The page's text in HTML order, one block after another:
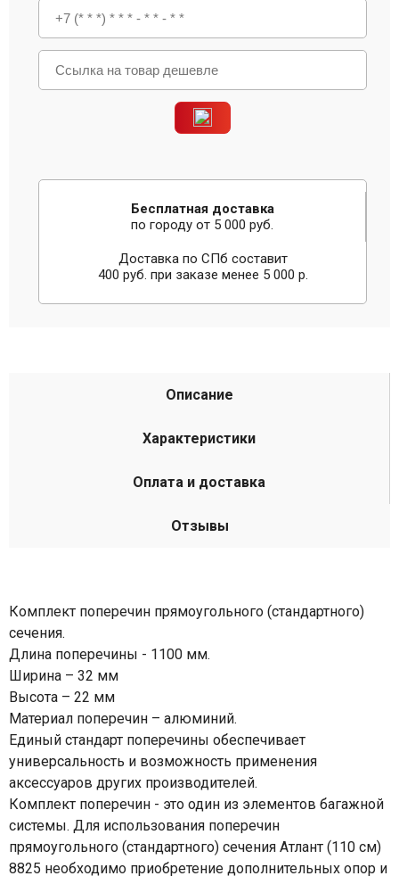
Бесплатная доставка
по городу от 5 000 руб.
Доставка по СПб составит
400 руб. при заказе менее 5 000 р.
Описание
Характеристики
Оплата и доставка
Отзывы
Комплект поперечин прямоугольного (стандартного)
сечения.
Длина поперечины - 1100 мм.
Ширина – 32 мм
Высота – 22 мм
Материал поперечин – алюминий.
Единый стандарт поперечины обеспечивает
универсальность и возможность применения
аксессуаров других производителей.
Комплект поперечин - это один из элементов багажной
системы. Для использования поперечин
прямоугольного (стандартного) сечения Атлант (110 см)
8825 необходимо приобретение дополнительных опор и